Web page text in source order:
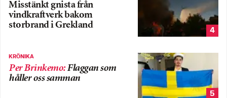
Misstänkt gnista från
vindkraftverk bakom
storbrand i Grekland
4
KRÖNIKA
Per Brinkemo:Flaggan som
håller oss samman
5